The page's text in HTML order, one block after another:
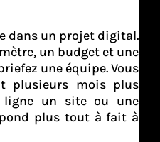
dans un projet digital.
un budget et une
une équipe. Vous
plusieurs mois plus
ligne un site ou une
plus tout à fait à